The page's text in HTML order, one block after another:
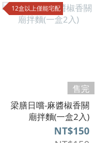
12盒以上僅能宅配
售完
梁膳日嚐-麻醬椒香關
廟拌麵(一盒2入)
NT$150